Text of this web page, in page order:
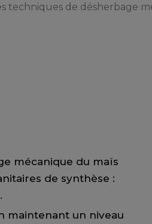
techniques de désherbage
mécanique du maïs
de synthèse :
maintenant un niveau